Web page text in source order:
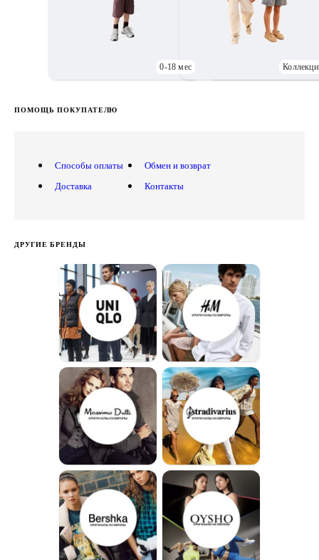
0-18 мес
ПОМОЩЬ ПОКУПАТЕЛЮ
Способы оплаты
Доставка
Обмен и возврат
Контакты
ДРУГИЕ БРЕНДЫ